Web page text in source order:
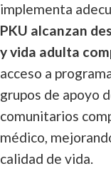
implementa
PKU alcanzan
y vida adulta
acceso a
grupos de apoyo
comunitarios
médico,
calidad de vida.